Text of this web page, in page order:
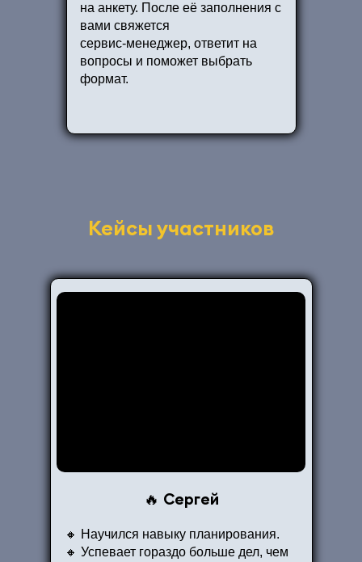
на анкету. После её заполнения с
вами свяжется
сервис‑менеджер, ответит на
вопросы и поможет выбрать
формат.
Кейсы участников
🔥 Сергей
🔸 Научился навыку планирования.
🔸 Успевает гораздо больше дел, чем